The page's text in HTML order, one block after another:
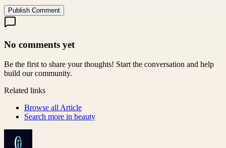
Publish Comment
No comments yet
Be the first to share your thoughts! Start the conversation and help
build our community.
Related links
Browse all Article
Search more in beauty